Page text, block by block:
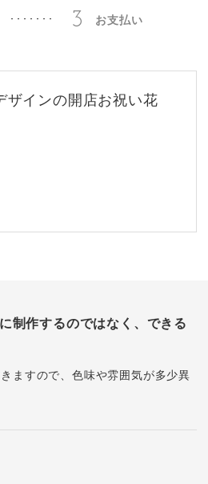
3 お支払い
ザインの開店お祝い花
制作するのではなく、できる
ますので、色味や雰囲気が多少異